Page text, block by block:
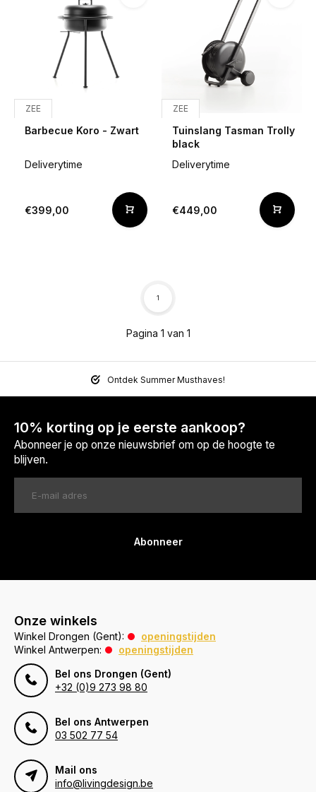
ZEE
Barbecue Koro - Zwart
Deliverytime
€399,00
ZEE
Tuinslang Tasman Trolly
black
Deliverytime
€449,00
Pagina 1 van 1
1
Ontdek Summer Musthaves!
10% korting op je eerste aankoop?
Abonneer je op onze nieuwsbrief om op de hoogte te
blijven.
Abonneer
Onze winkels
Winkel Drongen (Gent):
openingstijden
Winkel Antwerpen:
openingstijden
Bel ons Drongen (Gent)
+32 (0)9 273 98 80
Bel ons Antwerpen
03 502 77 54
Mail ons
info@livingdesign.be